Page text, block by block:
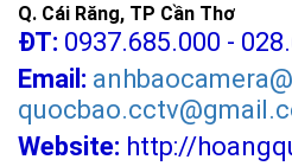
Q. Cái Răng, TP Cần Thơ
ĐT: 0937.685.000 -
Email:
Website: http://